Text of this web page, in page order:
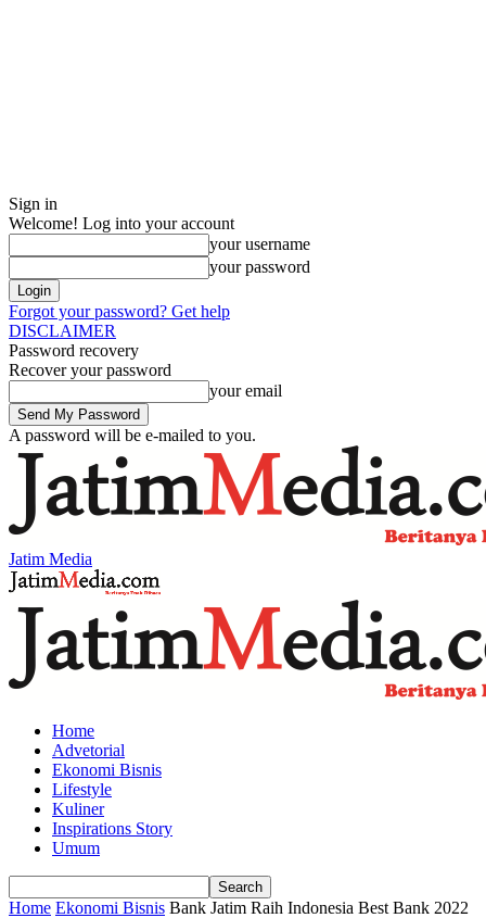
Sign in
Welcome! Log into your account
your username
your password
Forgot your password? Get help
DISCLAIMER
Password recovery
Recover your password
your email
A password will be e-mailed to you.
Jatim Media
Home
Advetorial
Ekonomi Bisnis
Lifestyle
Kuliner
Inspirations Story
Umum
Home Ekonomi Bisnis Bank Jatim Raih Indonesia Best Bank 2022